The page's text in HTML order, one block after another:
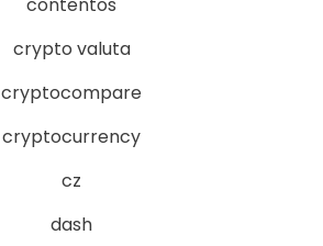
crypto valuta
cryptocompare
cryptocurrency
cz
dash